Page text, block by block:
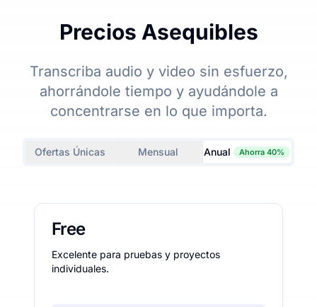
Precios Asequibles
Transcriba audio y video sin esfuerzo,
ahorrándole tiempo y ayudándole a
concentrarse en lo que importa.
Ofertas Únicas Mensual Anual Ahorra 40%
Free
Excelente para pruebas y proyectos
individuales.